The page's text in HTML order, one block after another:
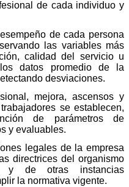
de cada individuo y
de cada persona
las variables más
calidad del servicio u
datos promedio de la
desviaciones.
mejora, ascensos y
se establecen,
de parámetros de
y evaluables.
legales de la empresa
directrices del organismo
y de otras instancias
la normativa vigente.